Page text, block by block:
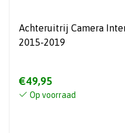
Achteruitrij Camera
2015-2019
€49,95
Op voorraad